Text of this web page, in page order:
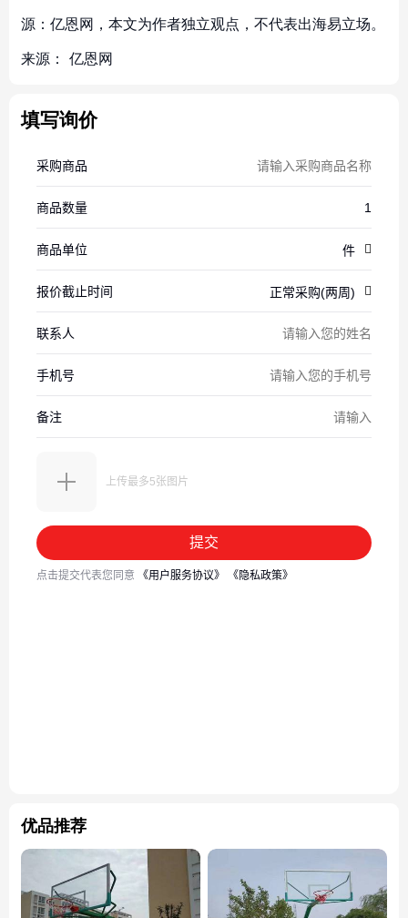
源：亿恩网，本文为作者独立观点，不代表出海易立场。
来源： 亿恩网
填写询价
优品推荐